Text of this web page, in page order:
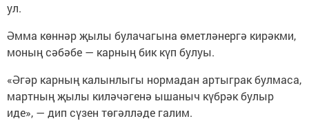
ул.
Әмма көннәр җылы булачагына өметләнергә кирәкми,
моның сәбәбе — карның бик күп булуы.
«Әгәр карның калынлыгы нормадан артыграк булмаса,
мартның җылы киләчәгенә ышаныч күбрәк булыр
иде», — дип сүзен төгәлләде галим.